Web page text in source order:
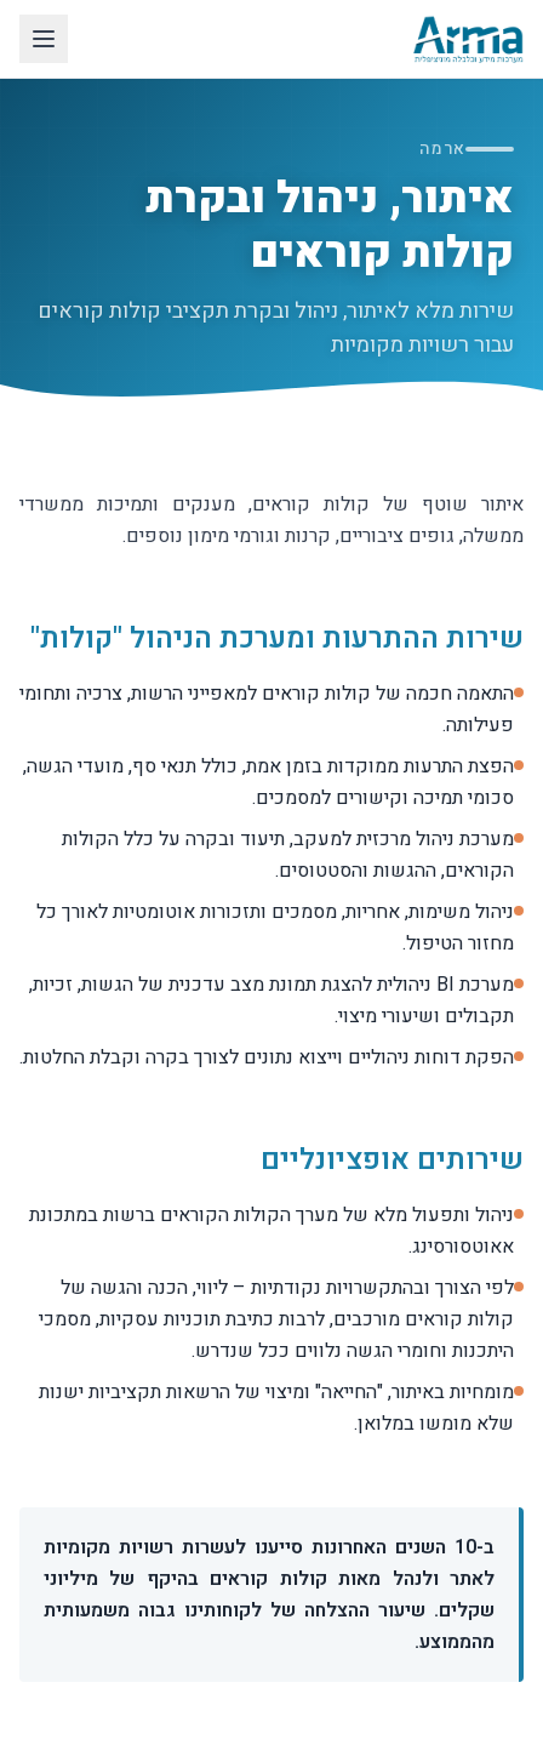
דלג לתוכן הראשי
ארמה
איתור, ניהול ובקרת
קולות קוראים
שירות מלא לאיתור, ניהול ובקרת תקציבי קולות קוראים
עבור רשויות מקומיות
איתור שוטף של קולות קוראים, מענקים ותמיכות ממשרדי
ממשלה, גופים ציבוריים, קרנות וגורמי מימון נוספים.
שירות ההתרעות ומערכת הניהול "קולות"
התאמה חכמה של קולות קוראים למאפייני הרשות, צרכיה ותחומי
פעילותה.
הפצת התרעות ממוקדות בזמן אמת, כולל תנאי סף, מועדי הגשה,
סכומי תמיכה וקישורים למסמכים.
מערכת ניהול מרכזית למעקב, תיעוד ובקרה על כלל הקולות
הקוראים, ההגשות והסטטוסים.
ניהול משימות, אחריות, מסמכים ותזכורות אוטומטיות לאורך כל
מחזור הטיפול.
מערכת BI ניהולית להצגת תמונת מצב עדכנית של הגשות, זכיות,
תקבולים ושיעורי מיצוי.
הפקת דוחות ניהוליים וייצוא נתונים לצורך בקרה וקבלת החלטות.
שירותים אופציונליים
ניהול ותפעול מלא של מערך הקולות הקוראים ברשות במתכונת
אאוטסורסינג.
לפי הצורך ובהתקשרויות נקודתיות – ליווי, הכנה והגשה של
קולות קוראים מורכבים, לרבות כתיבת תוכניות עסקיות, מסמכי
היתכנות וחומרי הגשה נלווים ככל שנדרש.
מומחיות באיתור, "החייאה" ומיצוי של הרשאות תקציביות ישנות
שלא מומשו במלואן.
ב-10 השנים האחרונות סייענו לעשרות רשויות מקומיות
לאתר ולנהל מאות קולות קוראים בהיקף של מיליוני
שקלים. שיעור ההצלחה של לקוחותינו גבוה משמעותית
מהממוצע.